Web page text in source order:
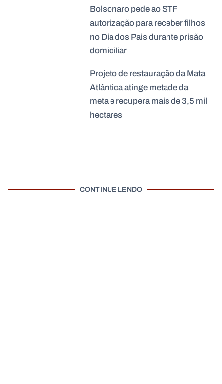
Bolsonaro pede ao STF
autorização para receber filhos
no Dia dos Pais durante prisão
domiciliar
Projeto de restauração da Mata
Atlântica atinge metade da
meta e recupera mais de 3,5 mil
hectares
CONTINUE LENDO